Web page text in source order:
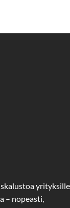
yrityksille
– nopeasti,